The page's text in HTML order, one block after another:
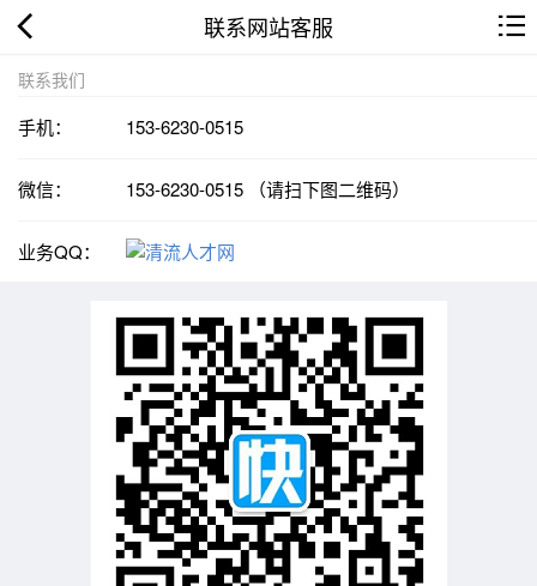
联系网站客服
联系我们
手机： 153-6230-0515
微信： 153-6230-0515 （请扫下图二维码）
业务QQ：